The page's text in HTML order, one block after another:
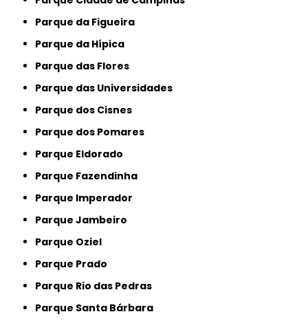
Parque da Figueira
Parque da Hípica
Parque das Flores
Parque das Universidades
Parque dos Cisnes
Parque dos Pomares
Parque Eldorado
Parque Fazendinha
Parque Imperador
Parque Jambeiro
Parque Oziel
Parque Prado
Parque Rio das Pedras
Parque Santa Bárbara